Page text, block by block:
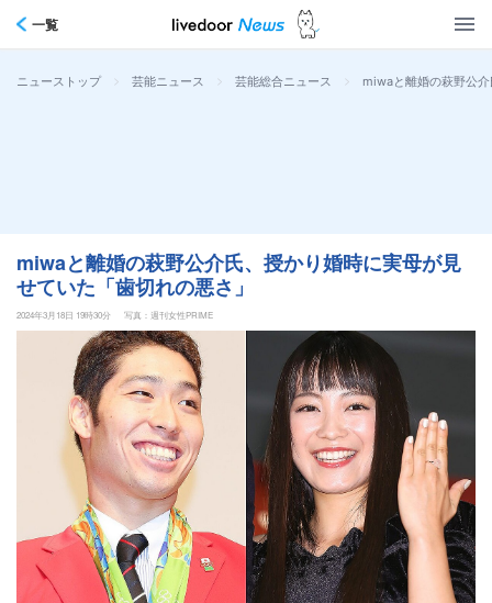
一覧
ニューストップ > 芸能ニュース > 芸能総合ニュース > miwaと離婚の萩野公
miwaと離婚の萩野公介氏、授かり婚時に実母が見
せていた「歯切れの悪さ」
2024年3月18日 19時30分 写真：週刊女性PRIME